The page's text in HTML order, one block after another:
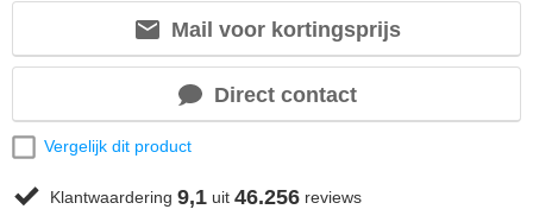
Mail voor kortingsprijs
Direct contact
Vergelijk dit product
Klantwaardering 9,1 uit 46.256 reviews